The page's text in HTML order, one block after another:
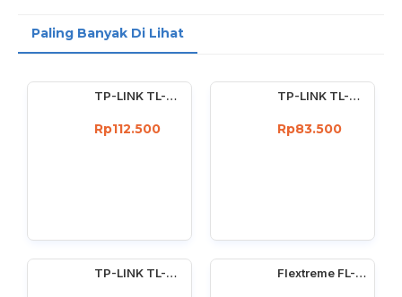
Paling Banyak Di Lihat
TP-LINK TL-WN722N Wireless USB Adapter 150 Mbps High Gain 4dBi
Rp112.500
TP-LINK TL-WN727N 150Mbps Wireless USB Adapter 150 Mbps
Rp83.500
TP-LINK TL-WN725N : 150Mbps wireless N Nano USB adapter Flextreme FL-8110GMA-11-5-AS Media Converter Dual Core Gigabit Multimode 550 Meter